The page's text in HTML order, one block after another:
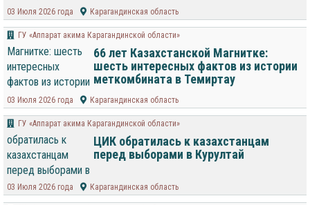
03 Июля 2026 года Карагандинская область
ГУ «Аппарат акима Карагандинской области»
66 лет Казахстанской Магнитке:
шесть интересных фактов из истории
меткомбината в Темиртау
03 Июля 2026 года Карагандинская область
ГУ «Аппарат акима Карагандинской области»
ЦИК обратилась к казахстанцам
перед выборами в Курултай
03 Июля 2026 года Карагандинская область